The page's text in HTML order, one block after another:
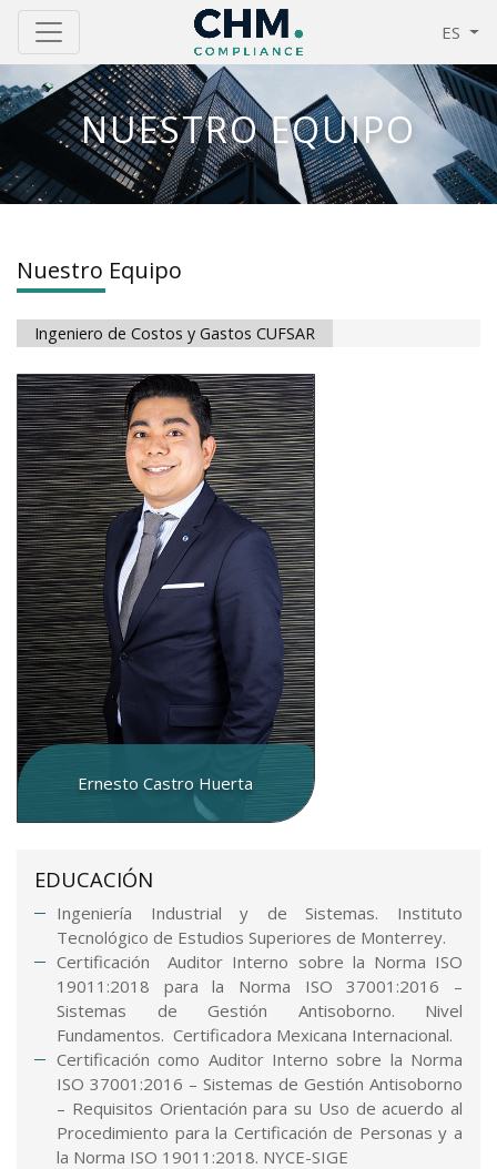
ES
NUESTRO EQUIPO
Nuestro Equipo
Ingeniero de Costos y Gastos CUFSAR
Ernesto Castro Huerta
EDUCACIÓN
Ingeniería Industrial y de Sistemas. Instituto
Tecnológico de Estudios Superiores de Monterrey.
Certificación Auditor Interno sobre la Norma ISO
19011:2018 para la Norma ISO 37001:2016 –
Sistemas de Gestión Antisoborno. Nivel
Fundamentos. Certificadora Mexicana Internacional.
Certificación como Auditor Interno sobre la Norma
ISO 37001:2016 – Sistemas de Gestión Antisoborno
– Requisitos Orientación para su Uso de acuerdo al
Procedimiento para la Certificación de Personas y a
la Norma ISO 19011:2018. NYCE-SIGE